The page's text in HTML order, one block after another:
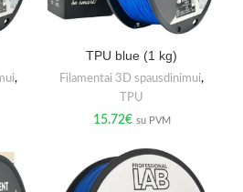
,
TPU blue (1 kg)
Filamentai 3D spausdinimui,
TPU
15.72€ su PVM